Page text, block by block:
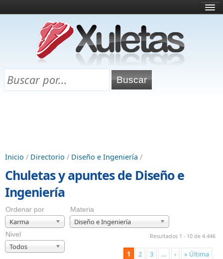
¿Qué es esto?
Directorio
Chuletas para exámenes
Inicio / Directorio / Diseño e Ingeniería /
Chuletas y apuntes de Diseño e
Ingeniería
Ordenar por
Karma
Materia
Diseño e Ingeniería
Nivel
Todos
Resultados 1 - 10 de 4.446
1 2 3 … › » Última